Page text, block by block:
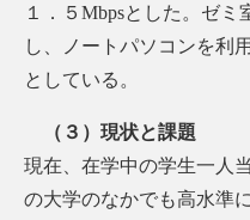
１．５Mbpsとした。ゼ
し、ノートパソコンを利
としている。
（３）現状と課題
現在、在学中の学生一人
の大学のなかでも高水準